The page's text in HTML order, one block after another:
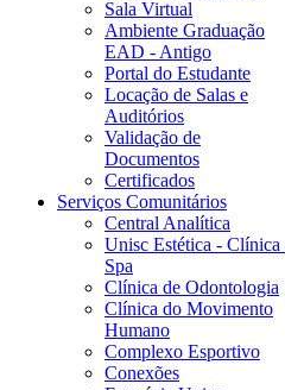
Sala Virtual
Ambiente Graduação
EAD - Antigo
Portal do Estudante
Locação de Salas e
Auditórios
Validação de
Documentos
Certificados
Serviços Comunitários
Central Analítica
Unisc Estética - Clínica
Spa
Clínica de Odontologia
Clínica do Movimento
Humano
Complexo Esportivo
Conexões